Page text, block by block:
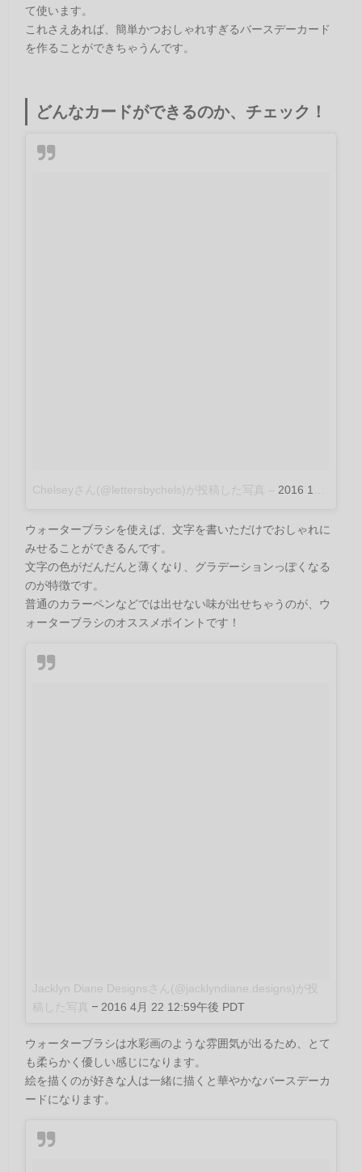
て使います。
これさえあれば、簡単かつおしゃれすぎるバースデーカード
を作ることができちゃうんです。
どんなカードができるのか、チェック！
Chelseyさん(@lettersbychels)が投稿した写真 – 2016 11月 5 2:42午後 PDT
ウォーターブラシを使えば、文字を書いただけでおしゃれに
みせることができるんです。
文字の色がだんだんと薄くなり、グラデーションっぽくなる
のが特徴です。
普通のカラーペンなどでは出せない味が出せちゃうのが、ウ
ォーターブラシのオススメポイントです！
Jacklyn Diane Designsさん(@jacklyndiane.designs)が投
稿した写真 –2016 4月 22 12:59午後 PDT
ウォーターブラシは水彩画のような雰囲気が出るため、とて
も柔らかく優しい感じになります。
絵を描くのが好きな人は一緒に描くと華やかなバースデーカ
ードになります。